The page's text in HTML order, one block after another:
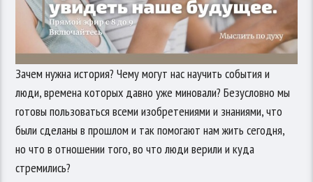
Зачем нужна история? Чему могут нас научить события и
люди, времена которых давно уже миновали? Безусловно мы
готовы пользоваться всеми изобретениями и знаниями, что
были сделаны в прошлом и так помогают нам жить сегодня,
но что в отношении того, во что люди верили и куда
стремились?